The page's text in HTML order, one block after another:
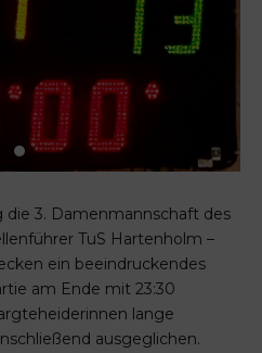
3. Damenmannschaft des
TuS Hartenholm –
ein beeindruckendes
am Ende mit 23:30
lange
ausgeglichen.